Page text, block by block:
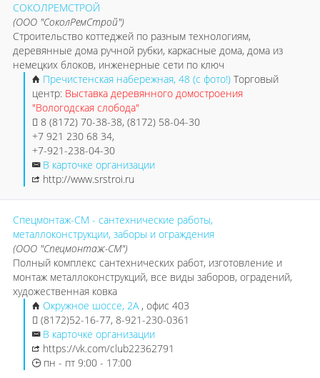
СОКОЛРЕМСТРОЙ
(ООО "СоколРемСтрой")
Строительство коттеджей по разным технологиям,
деревянные дома ручной рубки, каркасные дома, дома из
немецких блоков, инженерные сети по ключ
Пречистенская набережная, 48 (с фото!) Торговый
центр: Выставка деревянного домостроения
"Вологодская слобода"
8 (8172) 70-38-38, (8172) 58-04-30
+7 921 230 68 34,
+7-921-238-04-30
В карточке организации
http://www.srstroi.ru
Спецмонтаж-СМ - сантехнические работы,
металлоконструкции, заборы и ограждения
(ООО "Спецмонтаж-СМ")
Полный комплекс сантехнических работ, изготовление и
монтаж металлоконструкций, все виды заборов, оградений,
художественная ковка
Окружное шоссе, 2А, офис 403
(8172)52-16-77, 8-921-230-0361
В карточке организации
https://vk.com/club22362791
пн - пт 9:00 - 17:00